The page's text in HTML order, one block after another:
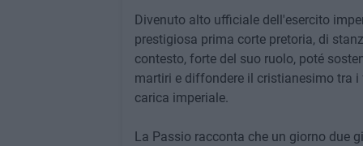
Divenuto alto ufficiale dell'esercito
prestigiosa prima corte pretoria, di
contesto, forte del suo ruolo, poté
martiri e diffondere il cristianesimo tra
carica imperiale.
La Passio racconta che un giorno due